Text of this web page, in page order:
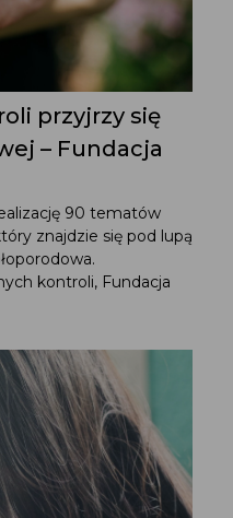
przyjrzy się
– Fundacja
90 tematów
znajdzie się pod lupą
kontroli, Fundacja